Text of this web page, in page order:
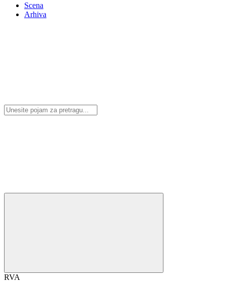
Scena
Arhiva
RVA